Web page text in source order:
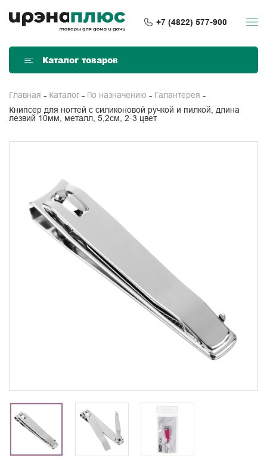
+7 (4822) 577-900
Каталог товаров
Главная Каталог По назначению
Галантерея
Книпсер для ногтей с силиконовой ручкой и пилкой, длина
лезвий 10мм, металл, 5,2см, 2-3 цвет